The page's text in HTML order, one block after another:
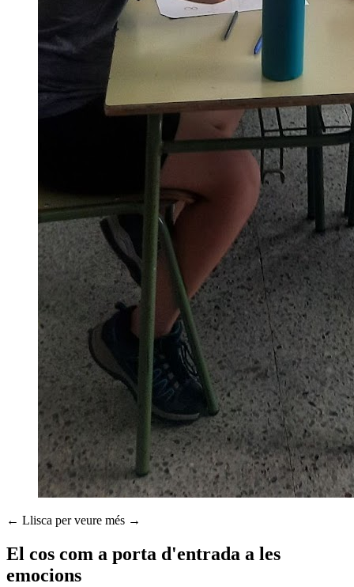
← Llisca per veure més →
El cos com a porta d'entrada a les
emocions